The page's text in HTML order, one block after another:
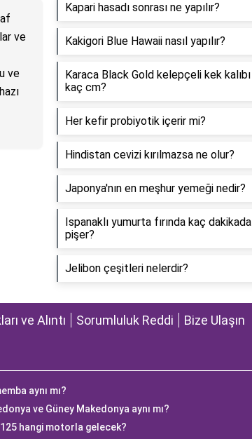
ve
ve
Kapari hasadı sonrası ne yapılır?
Kakigori Blue Hawaii nasıl yapılır?
Karaca Black Gold kelepçeli kek kalıbı
kaç cm?
Her kefir probiyotik içerir mi?
Hindistan cevizi kırılmazsa ne olur?
Japonya'nın en meşhur yemeği nedir?
Ispanaklı yumurta fırında kaç dakikada
pişer?
Jelibon çeşitleri nelerdir?
ve Alıntı Sorumluluk Reddi Bize Ulaşın
aynı mı?
ve Güney Makedonya aynı mı?
125 hangi motorla gelecek?